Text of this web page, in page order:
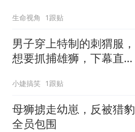
生命视角 1跟贴
男子穿上特制的刺猬服，
想要抓捕雄狮，下幕直接
小婕搞笑 1跟贴
母狮掳走幼崽，反被猎豹
全员包围